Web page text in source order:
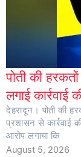
पोती की
लगाई कार्रवाई
देहरादून। पोती की
प्रशासन से कार्रवाई
आरोप लगाया कि
August 5, 2026